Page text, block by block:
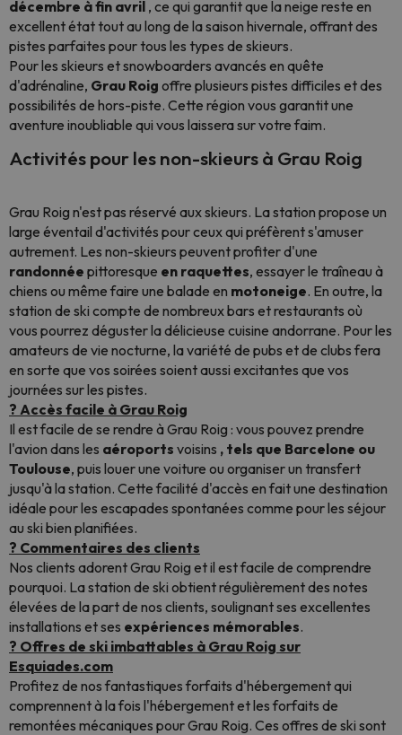
décembre à fin avril , ce qui garantit que la neige reste en
excellent état tout au long de la saison hivernale, offrant des
pistes parfaites pour tous les types de skieurs.
Pour les skieurs et snowboarders avancés en quête
d'adrénaline, Grau Roig offre plusieurs pistes difficiles et des
possibilités de hors-piste. Cette région vous garantit une
aventure inoubliable qui vous laissera sur votre faim.
Activités pour les non-skieurs à Grau Roig
Grau Roig n'est pas réservé aux skieurs. La station propose un
large éventail d'activités pour ceux qui préfèrent s'amuser
autrement. Les non-skieurs peuvent profiter d'une
randonnée pittoresque en raquettes, essayer le traîneau à
chiens ou même faire une balade en motoneige. En outre, la
station de ski compte de nombreux bars et restaurants où
vous pourrez déguster la délicieuse cuisine andorrane. Pour les
amateurs de vie nocturne, la variété de pubs et de clubs fera
en sorte que vos soirées soient aussi excitantes que vos
journées sur les pistes.
? Accès facile à Grau Roig
Il est facile de se rendre à Grau Roig : vous pouvez prendre
l'avion dans les aéroports voisins , tels que Barcelone ou
Toulouse, puis louer une voiture ou organiser un transfert
jusqu'à la station. Cette facilité d'accès en fait une destination
idéale pour les escapades spontanées comme pour les séjour
au ski bien planifiées.
? Commentaires des clients
Nos clients adorent Grau Roig et il est facile de comprendre
pourquoi. La station de ski obtient régulièrement des notes
élevées de la part de nos clients, soulignant ses excellentes
installations et ses expériences mémorables.
? Offres de ski imbattables à Grau Roig sur
Esquiades.com
Profitez de nos fantastiques forfaits d'hébergement qui
comprennent à la fois l'hébergement et les forfaits de
remontées mécaniques pour Grau Roig. Ces offres de ski sont